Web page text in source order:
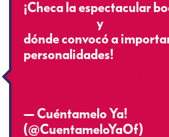
¡Checa la espectacular
y
dónde convocó a
personalidades!
— Cuéntamelo Ya!
(@CuentameloYaOf)